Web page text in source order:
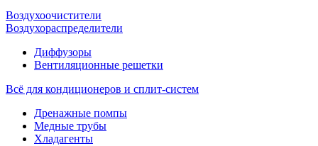
Воздухоочистители
Воздухораспределители
Диффузоры
Вентиляционные решетки
Всё для кондиционеров и сплит-систем
Дренажные помпы
Медные трубы
Хладагенты